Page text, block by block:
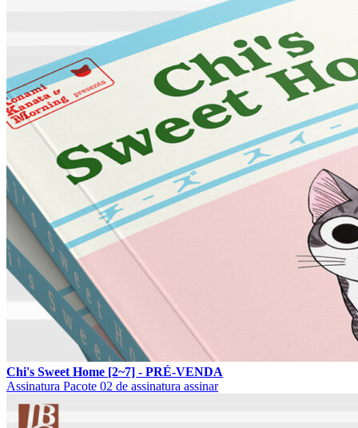
Chi's Sweet Home [2~7] - PRÉ-VENDA
Assinatura Pacote 02 de assinatura assinar